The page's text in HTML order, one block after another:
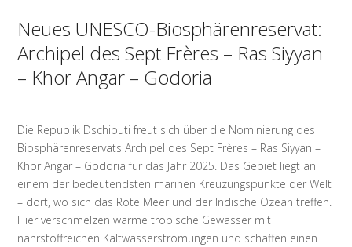
Neues UNESCO-Biosphärenreservat:
Archipel des Sept Frères – Ras Siyyan
– Khor Angar – Godoria
Die Republik Dschibuti freut sich über die Nominierung des
Biosphärenreservats Archipel des Sept Frères – Ras Siyyan –
Khor Angar – Godoria für das Jahr 2025. Das Gebiet liegt an
einem der bedeutendsten marinen Kreuzungspunkte der Welt
– dort, wo sich das Rote Meer und der Indische Ozean treffen.
Hier verschmelzen warme tropische Gewässer mit
nährstoffreichen Kaltwasserströmungen und schaffen einen